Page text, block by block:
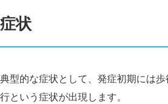
症状
典型的な症状として、発症初期には
行という症状が出現します。